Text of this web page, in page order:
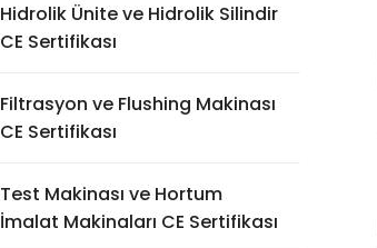
Hidrolik Ünite ve Hidrolik Silindir
CE Sertifikası
Filtrasyon ve Flushing Makinası
CE Sertifikası
Test Makinası ve Hortum
İmalat Makinaları CE Sertifikası